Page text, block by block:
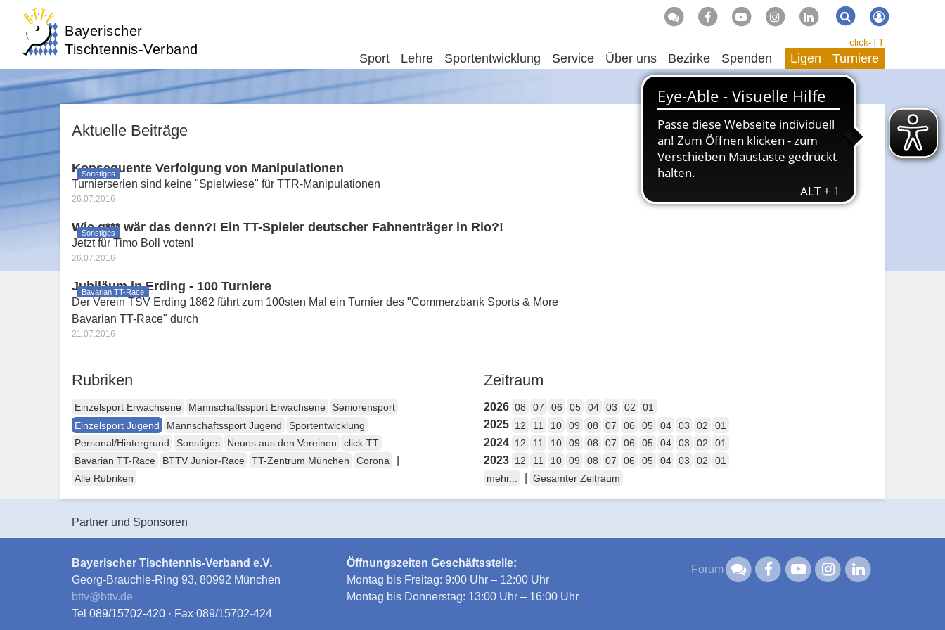
Bayerischer
Tischtennis-Verband
Suche Suchen
Sport Lehre Sportentwicklung Service Über uns Bezirke Spenden
click-TT
Ligen Turniere
Aktuelle Beiträge
Sonstiges
Konsequente Verfolgung von Manipulationen
Turnierserien sind keine "Spielwiese" für TTR-Manipulationen
26.07.2016
Sonstiges
Wie g*** wär das denn?! Ein TT-Spieler deutscher Fahnenträger in Rio?!
Jetzt für Timo Boll voten!
26.07.2016
Bavarian TT-Race
Jubiläum in Erding - 100 Turniere
Der Verein TSV Erding 1862 führt zum 100sten Mal ein Turnier des "Commerzbank Sports & More
Bavarian TT-Race" durch
21.07.2016
Rubriken
Einzelsport Erwachsene Mannschaftssport Erwachsene
Seniorensport
Einzelsport Jugend
Mannschaftssport Jugend
Sportentwicklung
Personal/Hintergrund
Sonstiges Neues aus den Vereinen
click-TT
Bavarian TT-Race
BTTV Junior-Race TT-Zentrum München Corona
Alle Rubriken
Zeitraum
2026 08 07 06 05 04 03 02 01
2025 12 11 10 09 08 07 06 05 04 03 02 01
2024 12 11 10 09 08 07 06 05 04 03 02 01
2023 12 11 10 09 08 07 06 05 04 03 02
01
mehr...
Gesamter Zeitraum
Partner und Sponsoren
Bayerischer Tischtennis-Verband e.V.
Georg-Brauchle-Ring 93, 80992 München
bttv@bttv.de
Tel 089/15702-420 · Fax 089/15702-424
Öffnungszeiten Geschäftsstelle:
Montag bis Freitag: 9:00 Uhr – 12:00 Uhr
Montag bis Donnerstag: 13:00 Uhr – 16:00 Uhr
Forum